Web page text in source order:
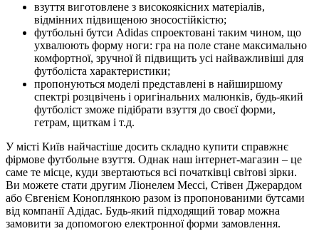
взуття виготовлене з високоякісних матеріалів,
відмінних підвищеною зносостійкістю;
футбольні бутси Adidas спроектовані таким чином, що
ухвалюють форму ноги: гра на поле стане максимально
комфортної, зручної й підвищить усі найважливіші для
футболіста характеристики;
пропонуються моделі представлені в найширшому
спектрі розцвічень і оригінальних малюнків, будь-який
футболіст зможе підібрати взуття до своєї форми,
гетрам, щиткам і т.д.
У місті Київ найчастіше досить складно купити справжнє
фірмове футбольне взуття. Однак наш інтернет-магазин – це
саме те місце, куди звертаються всі початківці світові зірки.
Ви можете стати другим Ліонелем Мессі, Стівен Джерардом
або Євгенієм Коноплянкою разом із пропонованими бутсами
від компанії Адідас. Будь-який підходящий товар можна
замовити за допомогою електронної форми замовлення.